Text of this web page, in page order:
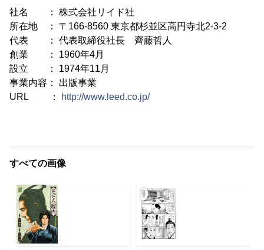
社名 ： 株式会社リイド社
所在地 ： 〒166-8560 東京都杉並区高円寺北2-3-2
代表 ： 代表取締役社長 齊藤哲人
創業 ： 1960年4月
設立 ： 1974年11月
事業内容： 出版事業
URL ：
http://www.leed.co.jp/
すべての画像